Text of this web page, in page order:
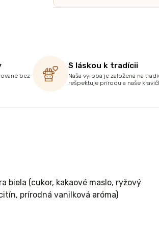
bez
S láskou k tradícii
Naša výroba je založená na
rešpektuje prírodu a naše
biela (cukor, kakaové maslo, ryžový
prírodná vanilková aróma)